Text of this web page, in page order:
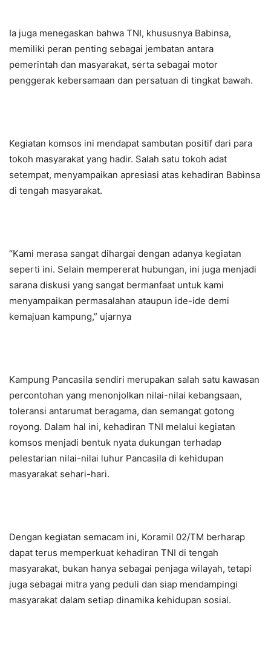
Ia juga menegaskan bahwa TNI, khususnya Babinsa,
memiliki peran penting sebagai jembatan antara
pemerintah dan masyarakat, serta sebagai motor
penggerak kebersamaan dan persatuan di tingkat bawah.
Kegiatan komsos ini mendapat sambutan positif dari para
tokoh masyarakat yang hadir. Salah satu tokoh adat
setempat, menyampaikan apresiasi atas kehadiran Babinsa
di tengah masyarakat.
“Kami merasa sangat dihargai dengan adanya kegiatan
seperti ini. Selain mempererat hubungan, ini juga menjadi
sarana diskusi yang sangat bermanfaat untuk kami
menyampaikan permasalahan ataupun ide-ide demi
kemajuan kampung,” ujarnya
Kampung Pancasila sendiri merupakan salah satu kawasan
percontohan yang menonjolkan nilai-nilai kebangsaan,
toleransi antarumat beragama, dan semangat gotong
royong. Dalam hal ini, kehadiran TNI melalui kegiatan
komsos menjadi bentuk nyata dukungan terhadap
pelestarian nilai-nilai luhur Pancasila di kehidupan
masyarakat sehari-hari.
Dengan kegiatan semacam ini, Koramil 02/TM berharap
dapat terus memperkuat kehadiran TNI di tengah
masyarakat, bukan hanya sebagai penjaga wilayah, tetapi
juga sebagai mitra yang peduli dan siap mendampingi
masyarakat dalam setiap dinamika kehidupan sosial.